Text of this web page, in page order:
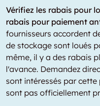
Vérifiez les rabais pour
rabais pour paiement
fournisseurs accordent
de stockage sont loués
même, il y a des rabais
l'avance. Demandez
sont intéressés par
sont pas officiellement